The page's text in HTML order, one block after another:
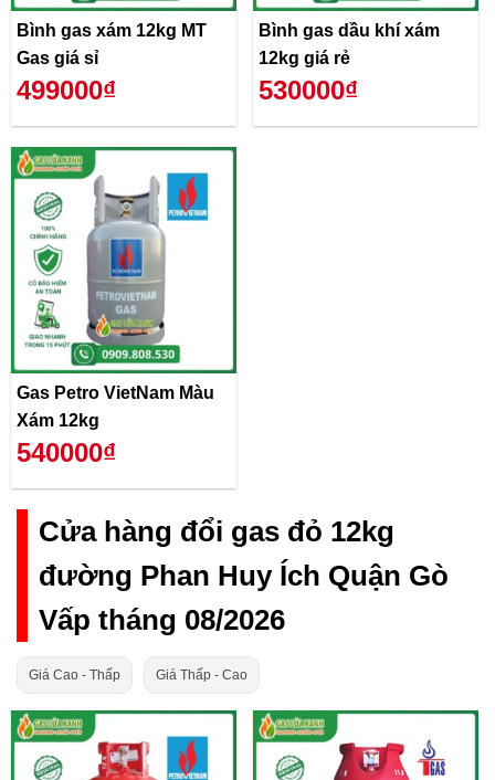
Bình gas xám 12kg MT
Gas giá sỉ
499000₫
Bình gas dầu khí xám
12kg giá rẻ
530000₫
Gas Petro VietNam Màu
Xám 12kg
540000₫
Cửa hàng đổi gas đỏ 12kg
đường Phan Huy Ích Quận Gò
Vấp tháng 08/2026
Giá Cao - Thấp Giá Thấp - Cao